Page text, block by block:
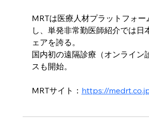
MRTは医療人材プラットフォー
し、単発非常勤医師紹介では日
ェアを誇る。
国内初の遠隔診療（オンライン
スも開始。
MRTサイト： https://